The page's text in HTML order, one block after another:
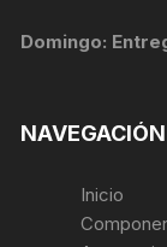
Domingo:
NAVEGACIÓN
Inicio